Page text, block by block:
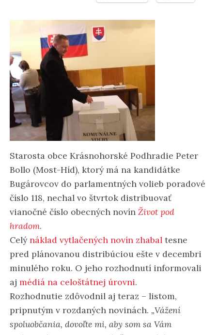
Starosta obce Krásnohorské Podhradie Peter
Bollo (Most-Híd), ktorý má na kandidátke
Bugárovcov do parlamentných volieb poradové
číslo 118, nechal vo štvrtok distribuovať
vianočné číslo obecných novín Život pod
hradom.
Celýnáklad vytlačených novín zhabal tesne
pred plánovanou distribúciou ešte v decembri
minulého roku. O jeho rozhodnutí informovali
aj médiá na celoštátnej úrovni.
Rozhodnutie zdôvodnil aj teraz – listom,
pripnutým v rozdaných novinách. „Vážení
spoluobčania, dovoľte mi, aby som sa Vám